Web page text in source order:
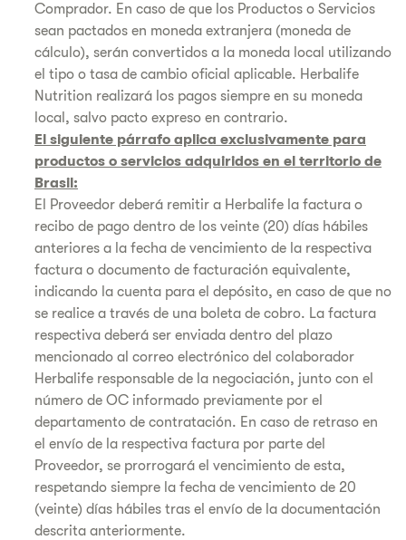
Comprador. En caso de que los Productos o Servicios
sean pactados en moneda extranjera (moneda de
cálculo), serán convertidos a la moneda local utilizando
el tipo o tasa de cambio oficial aplicable. Herbalife
Nutrition realizará los pagos siempre en su moneda
local, salvo pacto expreso en contrario.
El siguiente párrafo aplica exclusivamente para
productos o servicios adquiridos en el territorio de
Brasil:
El Proveedor deberá remitir a Herbalife la factura o
recibo de pago dentro de los veinte (20) días hábiles
anteriores a la fecha de vencimiento de la respectiva
factura o documento de facturación equivalente,
indicando la cuenta para el depósito, en caso de que no
se realice a través de una boleta de cobro. La factura
respectiva deberá ser enviada dentro del plazo
mencionado al correo electrónico del colaborador
Herbalife responsable de la negociación, junto con el
número de OC informado previamente por el
departamento de contratación. En caso de retraso en
el envío de la respectiva factura por parte del
Proveedor, se prorrogará el vencimiento de esta,
respetando siempre la fecha de vencimiento de 20
(veinte) días hábiles tras el envío de la documentación
descrita anteriormente.